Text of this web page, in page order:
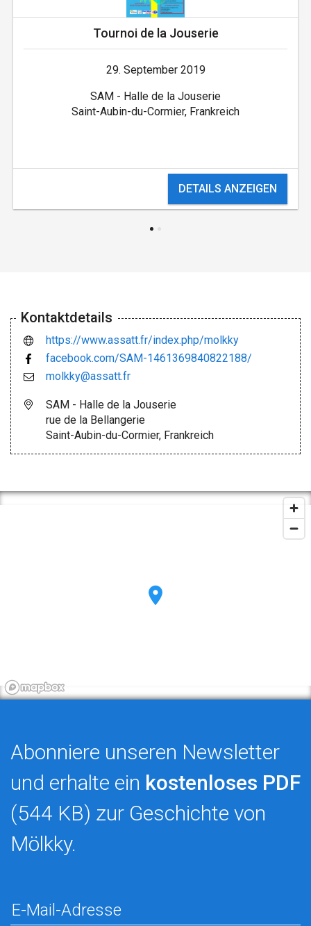
Tournoi de la Jouserie
29. September 2019
SAM - Halle de la Jouserie
Saint-Aubin-du-Cormier, Frankreich
DETAILS ANZEIGEN
Kontaktdetails
https://www.assatt.fr/index.php/molkky
facebook.com/SAM-1461369840822188/
molkky@assatt.fr
SAM - Halle de la Jouserie
rue de la Bellangerie
Saint-Aubin-du-Cormier, Frankreich
Abonniere unseren Newsletter
und erhalte ein kostenloses PDF
(544 KB) zur Geschichte von
Mölkky.